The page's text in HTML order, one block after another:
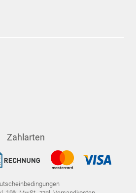
Zahlarten